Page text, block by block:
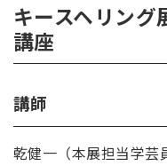
キースヘリン
講座
講師
乾健一（本展担当学芸